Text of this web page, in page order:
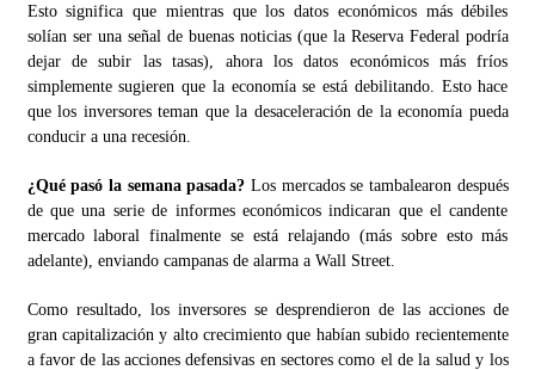
Esto significa que mientras que los datos económicos más débiles
solían ser una señal de buenas noticias (que la Reserva Federal podría
dejar de subir las tasas), ahora los datos económicos más fríos
simplemente sugieren que la economía se está debilitando. Esto hace
que los inversores teman que la desaceleración de la economía pueda
conducir a una recesión.
¿Qué pasó la semana pasada? Los mercados se tambalearon después
de que una serie de informes económicos indicaran que el candente
mercado laboral finalmente se está relajando (más sobre esto más
adelante), enviando campanas de alarma a Wall Street.
Como resultado, los inversores se desprendieron de las acciones de
gran capitalización y alto crecimiento que habían subido recientemente
a favor de las acciones defensivas en sectores como el de la salud y los